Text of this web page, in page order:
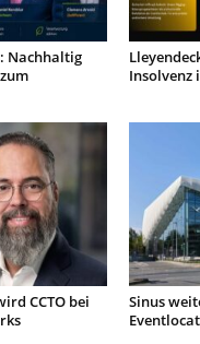
Nachhaltig
Insolvenz
CCTO bei
Sinus